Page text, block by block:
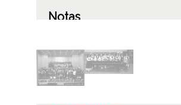
Notas
Licencia de las imágenes
CC BY-NC-SA 4.0